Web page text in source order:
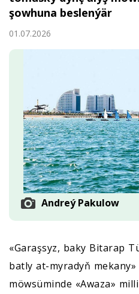
şowhuna beslenýär
01.07.2026
Andreý Pakulow
«Garaşsyz, baky Bitarap
batly at-myradyň
möwsüminde «Awaza»